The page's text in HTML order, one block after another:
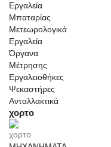
Εργαλεία
Μπαταρίας
Μετεωρολογικά
Εργαλεία
Όργανα
Μέτρησης
Εργαλειοθήκες
Ψεκαστήρες
Ανταλλακτικά
χορτο